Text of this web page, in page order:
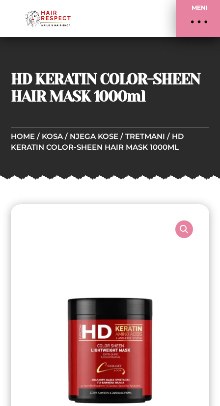
MENI
HD KERATIN COLOR-SHEEN
HAIR MASK 1000ml
HOME / KOSA / NJEGA KOSE /TRETMANI / HD
KERATIN COLOR-SHEEN HAIR MASK 1000ML